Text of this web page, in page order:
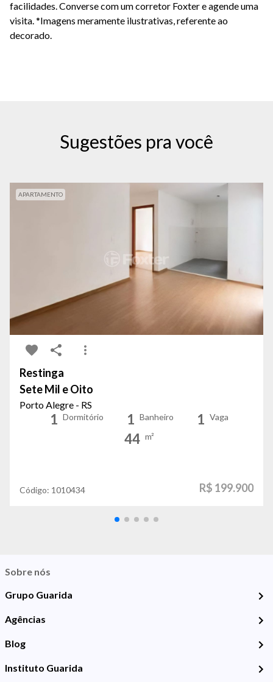
facilidades. Converse com um corretor Foxter e agende uma
visita. *Imagens meramente ilustrativas, referente ao
decorado.
Sugestões pra você
APARTAMENTO
Restinga
Sete Mil e Oito
Porto Alegre - RS
1 Dormitório 1 Banheiro 1 Vaga
44 m²
Código: 1010434 R$ 199.900
Sobre nós
Grupo Guarida
Agências
Blog
Instituto Guarida